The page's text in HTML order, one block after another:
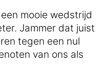
mooie wedstrijd
Jammer dat juist
tegen een nul
van ons als